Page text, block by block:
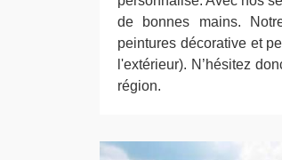
de bonnes mains.
peintures décorative et
l'extérieur). N’hésitez
région.